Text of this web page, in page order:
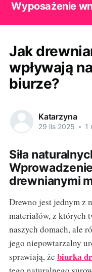
Wyposażenie
Jak
wpływają
biurze?
Katarzyna
29 lis 2025 • 1
Siła
drewnianymi
Drewno jest jednym z
materiałów, z których
naszych domach, ale
jego niepowtarzalny
sprawiają, że biurka